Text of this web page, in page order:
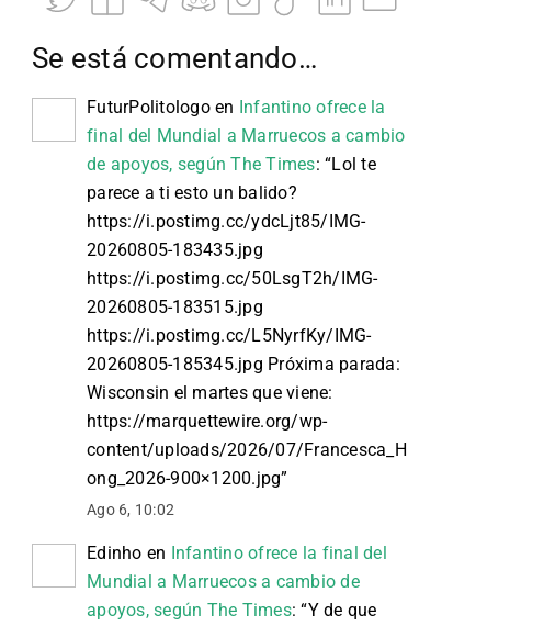
Se está comentando…
FuturPolitologoen Infantino ofrece la
final del Mundial a Marruecos a cambio
de apoyos, según The Times: “Lol te
parece a ti esto un balido?
https://i.postimg.cc/ydcLjt85/IMG-
20260805-183435.jpg
https://i.postimg.cc/50LsgT2h/IMG-
20260805-183515.jpg
https://i.postimg.cc/L5NyrfKy/IMG-
20260805-185345.jpg Próxima parada:
Wisconsin el martes que viene:
https://marquettewire.org/wp-
content/uploads/2026/07/Francesca_H
ong_2026-900×1200.jpg”
Ago 6, 10:02
Edinho en Infantino ofrece la final del
Mundial a Marruecos a cambio de
apoyos, según The Times: “Y de que